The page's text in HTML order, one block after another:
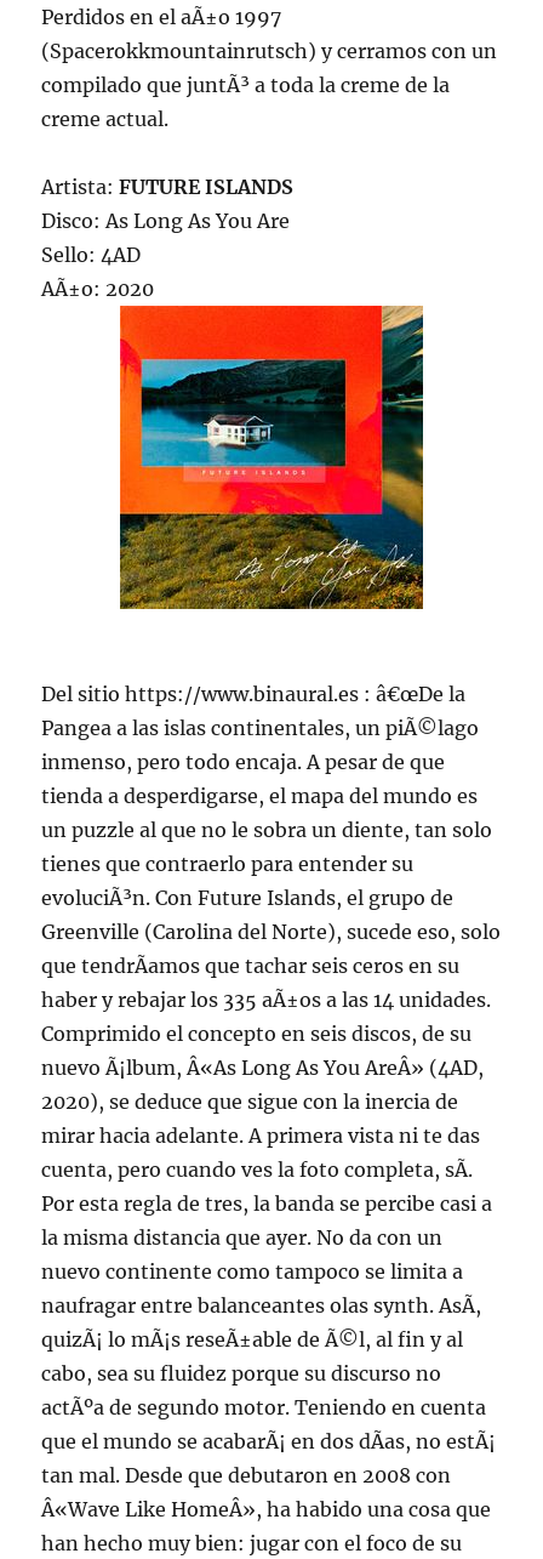
Perdidos en el aÃ±o 1997
(Spacerokkmountainrutsch) y cerramos con un
compilado que juntÃ³ a toda la creme de la
creme actual.
Artista:FUTURE ISLANDS
Disco: As Long As You Are
Sello: 4AD
AÃ±o: 2020
Del sitio https://www.binaural.es : â€œDe la
Pangea a las islas continentales, un piÃ©lago
inmenso, pero todo encaja. A pesar de que
tienda a desperdigarse, el mapa del mundo es
un puzzle al que no le sobra un diente, tan solo
tienes que contraerlo para entender su
evoluciÃ³n. Con Future Islands, el grupo de
Greenville (Carolina del Norte), sucede eso, solo
que tendrÃ­amos que tachar seis ceros en su
haber y rebajar los 335 aÃ±os a las 14 unidades.
Comprimido el concepto en seis discos, de su
nuevo Ã¡lbum, Â«As Long As You AreÂ» (4AD,
2020), se deduce que sigue con la inercia de
mirar hacia adelante. A primera vista ni te das
cuenta, pero cuando ves la foto completa, sÃ­.
Por esta regla de tres, la banda se percibe casi a
la misma distancia que ayer. No da con un
nuevo continente como tampoco se limita a
naufragar entre balanceantes olas synth. AsÃ­,
quizÃ¡ lo mÃ¡s reseÃ±able de Ã©l, al fin y al
cabo, sea su fluidez porque su discurso no
actÃºa de segundo motor. Teniendo en cuenta
que el mundo se acabarÃ¡ en dos dÃ­as, no estÃ¡
tan mal. Desde que debutaron en 2008 con
Â«Wave Like HomeÂ», ha habido una cosa que
han hecho muy bien: jugar con el foco de su